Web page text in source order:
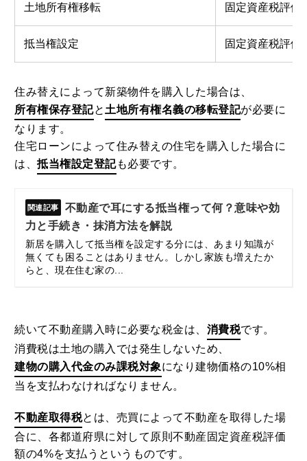
土地所有権移転 固定資産税評価
抵当権設定 固定資産税評価
住み替えによって新築物件を購入した場合は、
所有権保存登記と 土地所有権名義の移転登記が必要に
なります。
住宅ローンによって住み替えの住宅を購入した場合に
は、抵当権設定登記も必要です。
不動産で耳にする抵当権って何？意味や効
力と手続き・抹消方法を解説
新居を購入して抵当権を設定する分には、あまり知識が
無くても困ることはありません。しかし家族も増えたか
らと、現在住む家の...
続いて不動産購入時に必要な税金は、 消費税です。
消費税は土地の購入では発生しないため、
建物の購入代金のみ課税対象になり建物価格の10%相
当を支払わなければなりません。
不動産取得税とは、売買によって不動産を取得した場
合に、各都道府県に対して原則不動産固定資産税評価
額の4%を支払うというものです。